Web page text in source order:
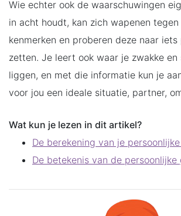
Wie echter ook de waarschuwingen
in acht houdt, kan zich wapenen
kenmerken en proberen deze naar
zetten. Je leert ook waar je zwakke en
liggen, en met die informatie kun je
voor jou een ideale situatie, partner,
Wat kun je lezen in dit artikel?
De berekening van je
De betekenis van de persoonlijke